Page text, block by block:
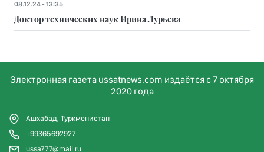
08.12.24 - 13:35
Доктор технических наук Ирина Лурьева
Электронная газета ussatnews.com издаётся с 7 октября
2020 года
Ашхабад, Туркменистан
+99365692927
ussa777@mail.ru